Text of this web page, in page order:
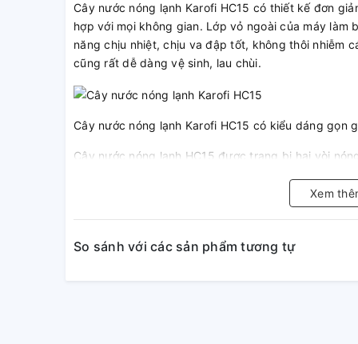
Cây nước nóng lạnh Karofi HC15 có thiết kế đơn
hợp với mọi không gian. Lớp vỏ ngoài của máy làm
năng chịu nhiệt, chịu va đập tốt, không thôi nhiễm
cũng rất dễ dàng vệ sinh, lau chùi.
Cây nước nóng lạnh Karofi HC15 có kiểu dáng gọn
Cây nước nóng lạnh HC15 được trang bị hai vòi
những ly nước mát lạnh phục vụ mùa hè nóng bức.
95°C, dung tích bình 1 lít để bạn thoải mái pha trà,
Máy có thiết kế úp bình dễ sử dụng với khoang
diện tích sử dụng, tiện lợi khi để các vật dụng thiết
Xem
So sánh với các sản phẩm tương tự